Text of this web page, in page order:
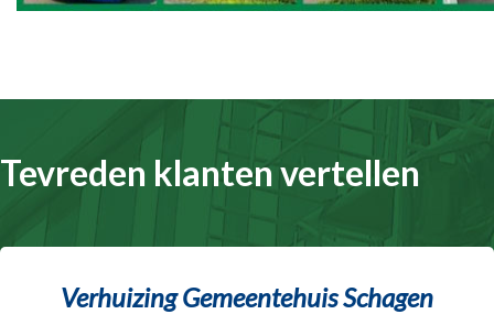
Tevreden klanten vertellen
Verhuizing Gemeentehuis Schagen